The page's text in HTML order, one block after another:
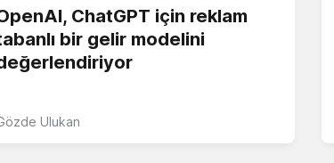
ChatGPT için reklam
bir gelir modelini
Ulukan